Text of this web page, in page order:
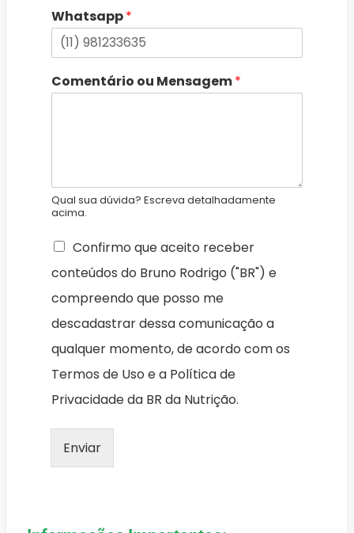
Whatsapp*
Comentário ou Mensagem*
Qual sua dúvida? Escreva detalhadamente
acima.
Confirmo que aceito receber
conteúdos do Bruno Rodrigo ("BR") e
compreendo que posso me
descadastrar dessa comunicação a
qualquer momento, de acordo com os
Termos de Uso e a Política de
Privacidade da BR da Nutrição.
Enviar